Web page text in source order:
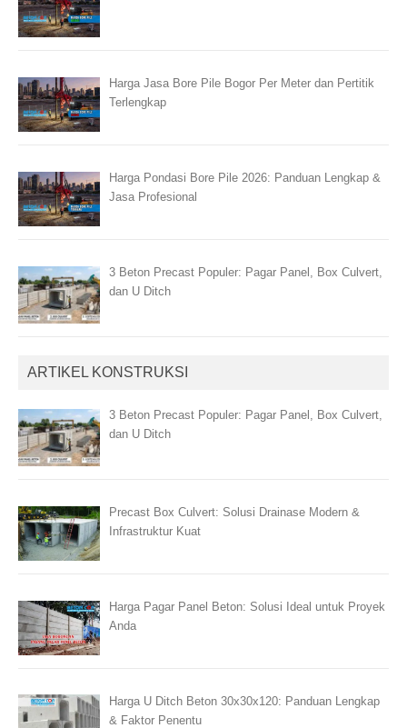
Harga Jasa Bore Pile Bogor Per Meter dan Pertitik
Terlengkap
Harga Pondasi Bore Pile 2026: Panduan Lengkap &
Jasa Profesional
3 Beton Precast Populer: Pagar Panel, Box Culvert,
dan U Ditch
ARTIKEL KONSTRUKSI
3 Beton Precast Populer: Pagar Panel, Box Culvert,
dan U Ditch
Precast Box Culvert: Solusi Drainase Modern &
Infrastruktur Kuat
Harga Pagar Panel Beton: Solusi Ideal untuk Proyek
Anda
Harga U Ditch Beton 30x30x120: Panduan Lengkap
& Faktor Penentu